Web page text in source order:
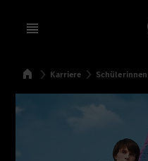
Open menu
SuchenStartseite
Karriere